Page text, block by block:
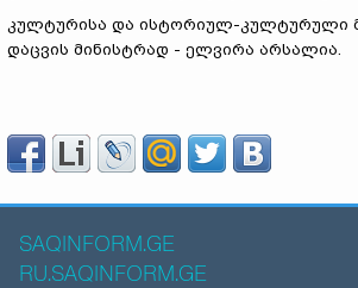
კულტურისა და ისტორიულ-კულტურული
დაცვის მინისტრად - ელვირა არსალია.
SAQINFORM.GE
RU.SAQINFORM.GE